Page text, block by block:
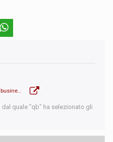
quale "qb" ha selezionato gli